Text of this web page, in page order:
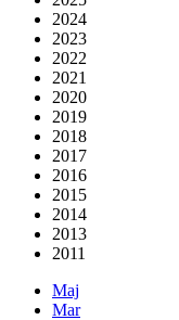
2024
2023
2022
2021
2020
2019
2018
2017
2016
2015
2014
2013
2011
Maj
Mar